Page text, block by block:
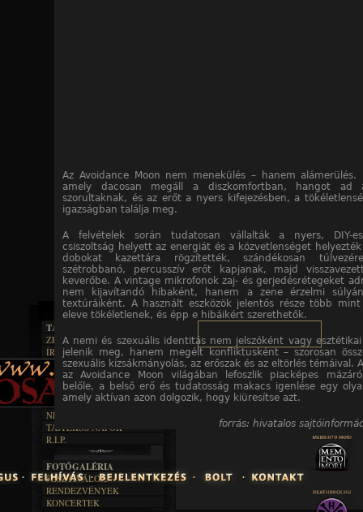
Az Avoidance Moon nem menekülés – hanem alámerülés.
amely dacosan megáll a diszkomfortban, hangot ad
szorultaknak, és az erőt a nyers kifejezésben, a
igazságban találja meg.
A felvételek során tudatosan vállalták a nyers, DIY-
csiszoltság helyett az energiát és a közvetlenséget
dobokat kazettára rögzítették, szándékosan
szétrobbanó, percusszív erőt kapjanak, majd
keverőbe. A vintage mikrofonok zaj- és gerjedésrétegeket
nem kijavítandó hibaként, hanem a zene érzelmi
textúráiként. A használt eszközök jelentős része több mint
eleve tökéletlenek, és épp e hibáikért szerethetők.
A nemi és szexuális identitás nem jelszóként vagy
jelenik meg, hanem megélt konfliktusként – szorosan
szexuális kizsákmányolás, az erőszak és az eltörlés témáival.
az Avoidance Moon világában lefoszlik piacképes
belőle, a belső erő és tudatosság makacs igenlése egy
amely aktívan azon dolgozik, hogy kiüresítse azt.
forrás: hivatalos
A hozzászóláshoz bejelentkezés
TAJTÉKOS LAPOK
ZENE
EGYÜTTESEK
INTERJÚK
FORDÍTÁSOK
DALSZÖVEGEK
ÍRÁSOK
IRODALOM
FILM
MŰVÉSZET
BOSZORKÁNYKONYHA
FEKETE HUMOR
KÉPES
SZÖVEGES
RENDEZVÉNYEK
NEKROMANTIKA
AKTUÁLIS
A MÚLT
TAJTÉKOS NAPOK
R.I.P.
FOTÓGALÉRIA
FESZTIVÁLOK
RENDEZVÉNYEK
KONCERTEK